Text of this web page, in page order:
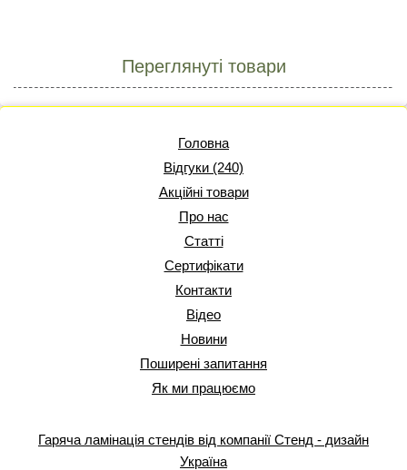
Переглянуті товари
Головна
Відгуки (240)
Акційні товари
Про нас
Статті
Сертифікати
Контакти
Відео
Новини
Поширені запитання
Як ми працюємо
Гаряча ламінація стендів від компанії Стенд - дизайн
Україна